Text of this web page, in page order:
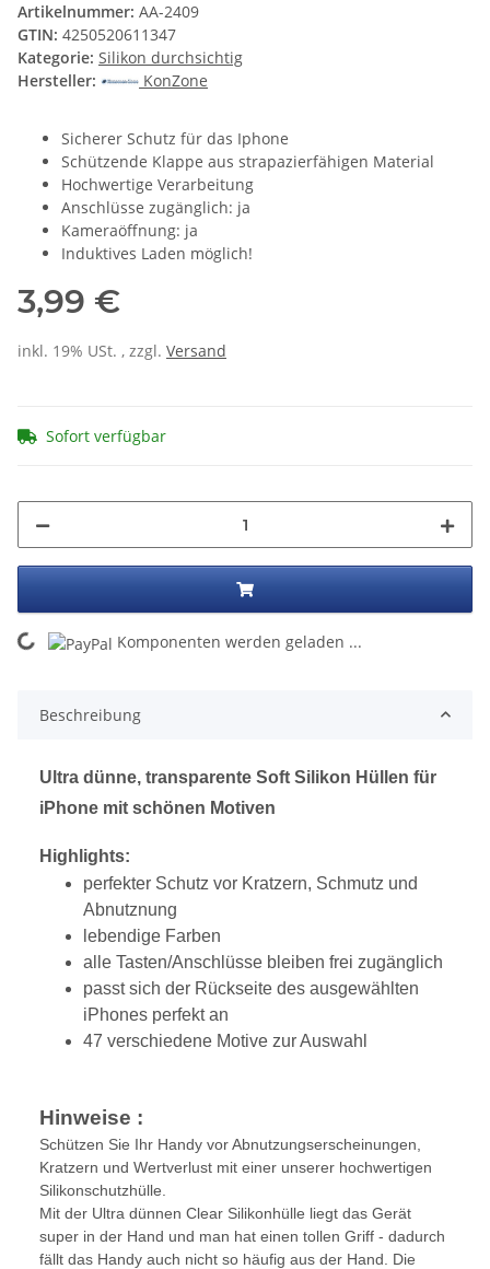
Artikelnummer: AA-2409
GTIN: 4250520611347
Kategorie: Silikon durchsichtig
Hersteller:
KonZone
Sicherer Schutz für das Iphone
Schützende Klappe aus strapazierfähigen Material
Hochwertige Verarbeitung
Anschlüsse zugänglich: ja
Kameraöffnung: ja
Induktives Laden möglich!
3,99 €
inkl. 19% USt. , zzgl. Versand
Sofort verfügbar
Komponenten werden geladen ...
Beschreibung
Ultra dünne, transparente Soft Silikon Hüllen für
iPhone mit schönen Motiven
Highlights:
perfekter Schutz vor Kratzern, Schmutz und
Abnutznung
lebendige Farben
alle Tasten/Anschlüsse bleiben frei zugänglich
passt sich der Rückseite des ausgewählten
iPhones perfekt an
47 verschiedene Motive zur Auswahl
Hinweise :
Schützen Sie Ihr Handy vor Abnutzungserscheinungen,
Kratzern und Wertverlust mit einer unserer hochwertigen
Silikonschutzhülle.
Mit der Ultra dünnen Clear Silikonhülle liegt das Gerät
super in der Hand und man hat einen tollen Griff - dadurch
fällt das Handy auch nicht so häufig aus der Hand. Die